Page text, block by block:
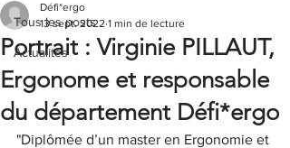
Tous les posts
Actualités
Portrait : Virginie PILLAUT,
Ergonome et responsable
du département Défi*ergo
Défi*ergo
13 sept. 2022 1 min de lecture
"Diplômée d’un master en Ergonomie et